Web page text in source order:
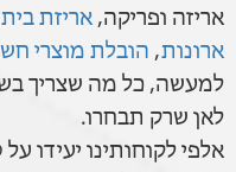
אריזה ופריקה, אריזת בית
ארונות, הובלת מוצרי
למעשה, כל מה שצריך
לאן שרק תבחרו.
אלפי לקוחותינו יעידו